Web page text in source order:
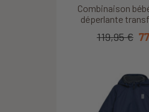
Combinaison
déperlante
119,95 €